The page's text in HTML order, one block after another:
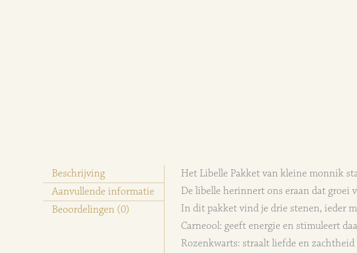
Beschrijving
Aanvullende informatie
Beoordelingen (0)
Het Libelle Pakket van kleine monnik
De libelle herinnert ons eraan dat groei
In dit pakket vind je drie stenen, ieder
Carneool: geeft energie en stimuleert
Rozenkwarts: straalt liefde en